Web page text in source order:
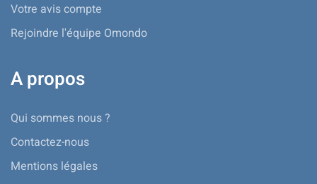
Votre avis compte
Rejoindre l'équipe Omondo
A propos
Qui sommes nous ?
Contactez-nous
Mentions légales